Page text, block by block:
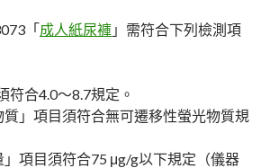
「成人紙尿褲 」需符合下列檢測項
符合4.0～8.7規定。
質」項目須符合無可遷移性螢光物質規
」項目須符合75 μg/g以下規定（儀器